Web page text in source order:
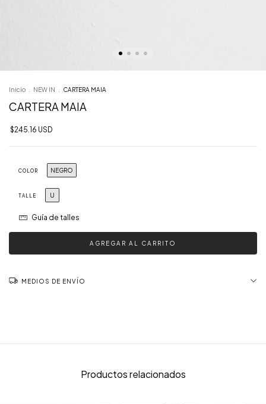
Inicio NEW IN CARTERA MAIA
CARTERA MAIA
$245.16 USD
COLOR NEGRO
TALLE U
Guía de talles
MEDIOS DE ENVÍO
Productos relacionados